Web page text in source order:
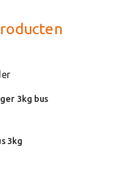
3kg bus
3kg